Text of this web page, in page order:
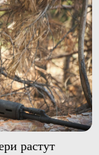
растут